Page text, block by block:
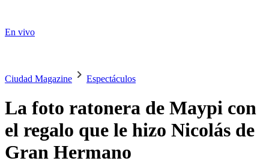
En vivo
Ciudad Magazine Espectáculos
La foto ratonera de Maypi con
el regalo que le hizo Nicolás de
Gran Hermano